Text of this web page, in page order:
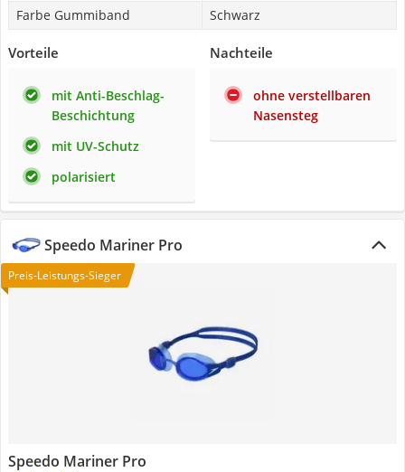
Farbe Gummiband
Schwarz
Vorteile
mit Anti-Beschlag-
Beschichtung
mit UV-Schutz
polarisiert
Nachteile
ohne verstellbaren
Nasensteg
Speedo Mariner Pro
Preis-Leistungs-Sieger
Speedo Mariner Pro